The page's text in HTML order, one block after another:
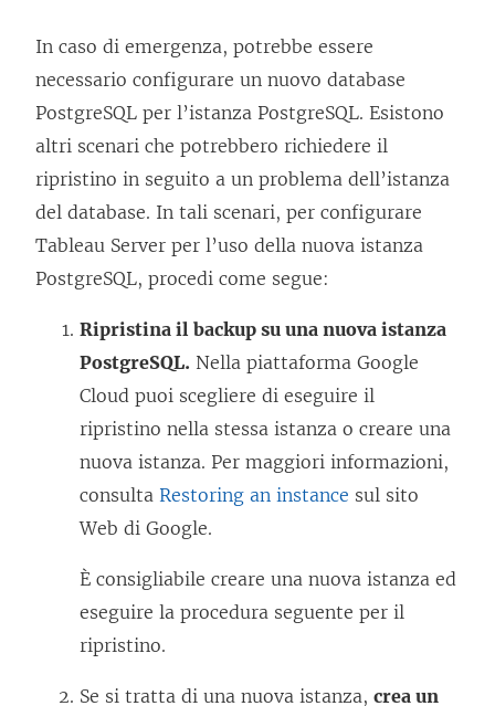
In caso di emergenza, potrebbe essere
necessario configurare un nuovo database
PostgreSQL per l’istanza PostgreSQL. Esistono
altri scenari che potrebbero richiedere il
ripristino in seguito a un problema dell’istanza
del database. In tali scenari, per configurare
Tableau Server per l’uso della nuova istanza
PostgreSQL, procedi come segue:
Ripristina il backup su una nuova istanza
PostgreSQL. Nella piattaforma Google
Cloud puoi scegliere di eseguire il
ripristino nella stessa istanza o creare una
nuova istanza. Per maggiori informazioni,
consulta Restoring an instance sul sito
Web di Google.
È consigliabile creare una nuova istanza ed
eseguire la procedura seguente per il
ripristino.
Se si tratta di una nuova istanza, crea un